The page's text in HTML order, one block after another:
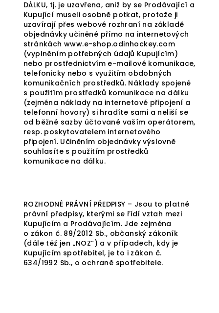
DÁLKU, tj. je uzavřena, aniž by se Prodávající a
Kupující museli osobně potkat, protože ji
uzavírají přes webové rozhraní na základě
objednávky učiněné přímo na internetových
stránkách www.e-shop.odinhockey.com
(vyplněním potřebných údajů Kupujícím)
nebo prostřednictvím e-mailové komunikace,
telefonicky nebo s využitím obdobných
komunikačních prostředků. Náklady spojené
s použitím prostředků komunikace na dálku
(zejména náklady na internetové připojení a
telefonní hovory) si hradíte sami a neliší se
od běžné sazby účtované vaším operátorem,
resp. poskytovatelem internetového
připojení. Učiněním objednávky výslovně
souhlasíte s použitím prostředků
komunikace na dálku.
ROZHODNÉ PRÁVNÍ PŘEDPISY – Jsou to platné
právní předpisy, kterými se řídí vztah mezi
Kupujícím a Prodávajícím. Jde zejména
o zákon č. 89/2012 Sb., občanský zákoník
(dále též jen „NOZ“) a v případech, kdy je
Kupujícím spotřebitel, je to i zákon č.
634/1992 Sb., o ochraně spotřebitele.